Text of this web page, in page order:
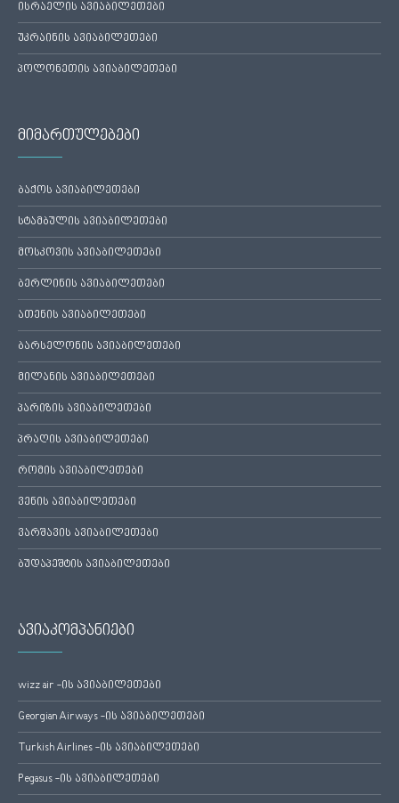
ისრაელის ავიაბილეთები
უკრაინის ავიაბილეთები
პოლონეთის ავიაბილეთები
მიმართულებები
ბაქოს ავიაბილეთები
სტამბულის ავიაბილეთები
მოსკოვის ავიაბილეთები
ბერლინის ავიაბილეთები
ათენის ავიაბილეთები
ბარსელონის ავიაბილეთები
მილანის ავიაბილეთები
პარიზის ავიაბილეთები
პრაღის ავიაბილეთები
რომის ავიაბილეთები
ვენის ავიაბილეთები
ვარშავის ავიაბილეთები
ბუდაპეშტის ავიაბილეთები
ავიაკომპანიები
wizz air -ის ავიაბილეთები
Georgian Airways -ის ავიაბილეთები
Turkish Airlines -ის ავიაბილეთები
Pegasus -ის ავიაბილეთები